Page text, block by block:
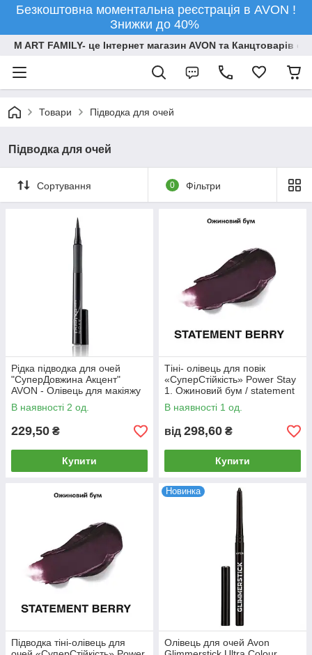
Безкоштовна моментальна реєстрація в AVON !
Знижки до 40%
M ART FAMILY- це Інтернет магазин AVON та Канцтоварів
Товари Підводка для очей
Підводка для очей
Сортування 0 Фільтри
Рідка підводка для очей
"СуперДовжина Акцент"
AVON - Олівець для макіяжу
очей. Чорний
В наявності 2 од.
229,50 ₴
Купити
Тіні- олівець для повік
«СуперСтійкість» Power Stay
1. Ожиновий бум / statement
berry
В наявності 1 од.
від 298,60 ₴
Купити
Підводка тіні-олівець для
Новинка
Олівець для очей Avon